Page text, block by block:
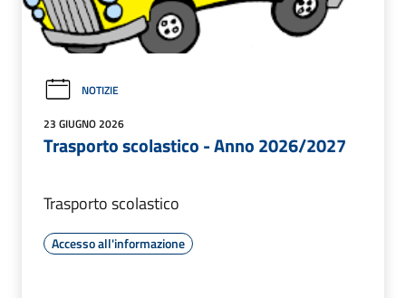
NOTIZIE
23 GIUGNO 2026
Trasporto scolastico - Anno 2026/2027
Trasporto scolastico
Accesso all'informazione